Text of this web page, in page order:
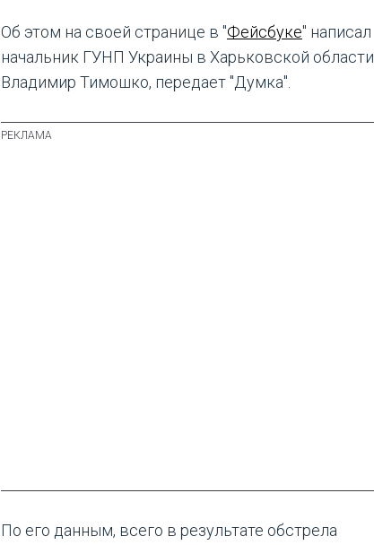
Об этом на своей странице в "Фейсбуке" написал
начальник ГУНП Украины в Харьковской области
Владимир Тимошко, передает "Думка".
По его данным, всего в результате обстрела